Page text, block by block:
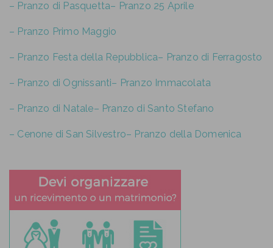
– Pranzo di Pasquetta– Pranzo 25 Aprile
– Pranzo Primo Maggio
– Pranzo Festa della Repubblica– Pranzo di Ferragosto
– Pranzo di Ognissanti– Pranzo Immacolata
– Pranzo di Natale– Pranzo di Santo Stefano
– Cenone di San Silvestro– Pranzo della Domenica